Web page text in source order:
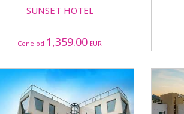
SUNSET HOTEL
Cene od 1,359.00 EUR